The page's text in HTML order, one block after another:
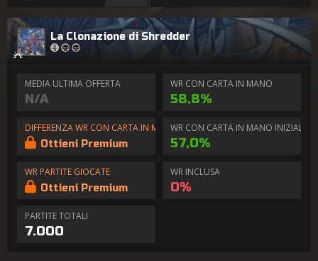
La Clonazione di Shredder
MEDIA ULTIMA OFFERTA
N/A
WR CON CARTA IN MANO
58,8%
DIFFERENZA WR CON CARTA IN MANO
Ottieni Premium
WR CON CARTA IN MANO INIZIALE
57,0%
WR PARTITE GIOCATE
Ottieni Premium
WR INCLUSA
0%
PARTITE TOTALI
7.000